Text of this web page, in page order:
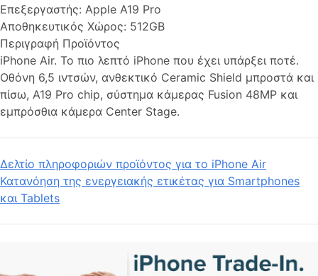
Επεξεργαστής: Apple A19 Pro
Αποθηκευτικός Χώρος: 512GB
Περιγραφή Προϊόντος
iPhone Air. Το πιο λεπτό iPhone που έχει υπάρξει ποτέ.
Οθόνη 6,5 ιντσών, ανθεκτικό Ceramic Shield μπροστά και
πίσω, A19 Pro chip, σύστημα κάμερας Fusion 48MP και
εμπρόσθια κάμερα Center Stage.
Δελτίο πληροφοριών προϊόντος για το iPhone Air
Κατανόηση της ενεργειακής ετικέτας για Smartphones
και Tablets